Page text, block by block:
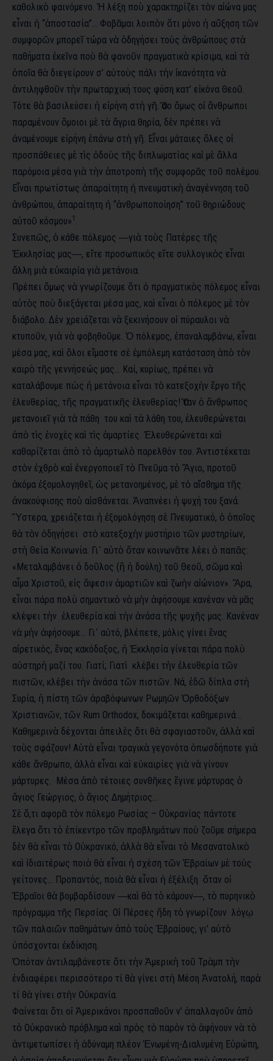
καθολικὸ φαινόμενο. Ἡ λέξη ποὺ χαρακτηρίζει τὸν αἰώνα μας
εἶναι ἡ “ἀποστασία”… Φοβᾶμαι λοιπὸν ὅτι μόνο ἡ αὔξηση τῶν
συμφορῶν μπορεῖ τώρα νὰ ὁδηγήσει τοὺς ἀνθρώπους στὰ
παθήματα ἐκεῖνα ποὺ θὰ φανοῦν πραγματικὰ κρίσιμα, καὶ τὰ
ὁποῖα θὰ διεγείρουν σ’ αὐτοὺς πάλι τὴν ἱκανότητα νὰ
ἀντιληφθοῦν τὴν πρωταρχική τους φύση κατ’ εἰκόνα Θεοῦ.
Τότε θὰ βασιλεύσει ἡ εἰρήνη στὴ γῆ. Ὅσο ὅμως οἱ ἄνθρωποι
παραμένουν ὅμοιοι μὲ τὰ ἄγρια θηρία, δὲν πρέπει νὰ
ἀναμένουμε εἰρήνη ἐπάνω στὴ γῆ. Εἶναι μάταιες ὅλες οἱ
προσπάθειες μὲ τὶς ὁδοὺς τῆς διπλωματίας καὶ μὲ ἄλλα
παρόμοια μέσα γιὰ τὴν ἀποτροπὴ τῆς συμφορᾶς τοῦ πολέμου.
Εἶναι πρωτίστως ἀπαραίτητη ἡ πνευματικὴ ἀναγέννηση τοῦ
ἀνθρώπου, ἀπαραίτητη ἡ “ἀνθρωποποίηση” τοῦ θηριώδους
αὐτοῦ κόσμου»1 .
Συνεπῶς, ὁ κάθε πόλεμος ―γιὰ τοὺς Πατέρες τῆς
Ἐκκλησίας μας―, εἴτε προσωπικὸς εἴτε συλλογικὸς εἶναι
ἄλλη μιὰ εὐκαιρία γιὰ μετάνοια.
Πρέπει ὅμως νὰ γνωρίζουμε ὅτι ὁ πραγματικὸς πόλεμος εἶναι
αὐτὸς ποὺ διεξάγεται μέσα μας, καὶ εἶναι ὁ πόλεμος μὲ τὸν
διάβολο. Δὲν χρειάζεται νὰ ξεκινήσουν οἱ πύραυλοι νὰ
κτυποῦν, γιὰ νὰ φοβηθοῦμε. Ὁ πόλεμος, ἐπαναλαμβάνω, εἶναι
μέσα μας, καὶ ὅλοι εἴμαστε σὲ ἐμπόλεμη κατάσταση ἀπὸ τὸν
καιρὸ τῆς γεννήσεώς μας… Καί, κυρίως, πρέπει νὰ
καταλάβουμε πὼς ἡ μετάνοια εἶναι τὸ κατεξοχὴν ἔργο τῆς
ἐλευθερίας, τῆς πραγματικῆς ἐλευθερίας! Ὅταν ὁ ἄνθρωπος
μετανοιεῖ γιὰ τὰ πάθη του καὶ τὰ λάθη του, ἐλευθερώνεται
ἀπὸ τὶς ἐνοχὲς καὶ τὶς ἁμαρτίες. Ἐλευθερώνεται καὶ
καθαρίζεται ἀπὸ τὸ ἁμαρτωλὸ παρελθόν του. Ἀντιστέκεται
στὸν ἐχθρὸ καὶ ἐνεργοποιεῖ τὸ Πνεῦμα τὸ Ἅγιο, προτοῦ
ἀκόμα ἐξομολογηθεῖ, ὡς μετανοημένος, μὲ τὸ αἴσθημα τῆς
ἀνακούφισης ποὺ αἰσθάνεται. Ἀναπνέει ἡ ψυχή του ξανά.
Ὕστερα, χρειάζεται ἡ ἐξομολόγηση σὲ Πνευματικό, ὁ ὁποῖος
θὰ τὸν ὁδηγήσει στὸ κατεξοχὴν μυστήριο τῶν μυστηρίων,
στὴ Θεία Κοινωνία. Γι᾿ αὐτὸ ὅταν κοινωνᾶτε λέει ὁ παπᾶς:
«Μεταλαμβάνει ὁ δοῦλος (ἢ ἡ δούλη) τοῦ Θεοῦ, σῶμα καὶ
αἷμα Χριστοῦ, εἰς ἄφεσιν ἁμαρτιῶν καὶ ζωὴν αἰώνιον». Ἄρα,
εἶναι πάρα πολὺ σημαντικὸ νὰ μὴν ἀφήσουμε κανέναν νὰ μᾶς
κλέψει τὴν ἐλευθερία καὶ τὴν ἀνάσα τῆς ψυχῆς μας. Κανέναν
νὰ μὴν ἀφήσουμε… Γι᾿ αὐτό, βλέπετε, μόλις γίνει ἕνας
αἱρετικός, ἕνας κακόδοξος, ἡ Ἐκκλησία γίνεται πάρα πολὺ
αὐστηρὴ μαζί του. Γιατί; Γιατὶ κλέβει τὴν ἐλευθερία τῶν
πιστῶν, κλέβει τὴν ἀνάσα τῶν πιστῶν. Νά, ἐδῶ δίπλα στὴ
Συρία, ἡ πίστη τῶν ἀραβόφωνων Ρωμηῶν Ὀρθοδόξων
Χριστιανῶν, τῶν Rum Orthodox, δοκιμάζεται καθημερινά…
Καθημερινὰ δέχονται ἀπειλὲς ὅτι θὰ σφαγιαστοῦν, ἀλλὰ καὶ
τοὺς σφάζουν! Αὐτὰ εἶναι τραγικὰ γεγονότα ὁπωσδήποτε γιὰ
κάθε ἄνθρωπο, ἀλλὰ εἶναι καὶ εὐκαιρίες γιὰ νὰ γίνουν
μάρτυρες. Μέσα ἀπὸ τέτοιες συνθῆκες ἔγινε μάρτυρας ὁ
ἅγιος Γεώργιος, ὁ ἅγιος Δημήτριος…
Σὲ ὄ,τι αφορᾶ τὸν πόλεμο Ρωσίας – Οὐκρανίας πάντοτε
ἔλεγα ὅτι τὸ ἐπίκεντρο τῶν προβλημάτων ποὺ ζοῦμε σήμερα
δὲν θὰ εἶναι τὸ Οὐκρανικό, ἀλλὰ θὰ εἶναι τὸ Μεσανατολικὸ
καὶ ἰδιαιτέρως ποιὰ θὰ εἶναι ἡ σχέση τῶν Ἑβραίων μὲ τοὺς
γείτονες… Προπαντός, ποιὰ θὰ εἶναι ἡ ἐξέλιξη ὅταν οἱ
Ἑβραῖοι θὰ βομβαρδίσουν ―καὶ θὰ τὸ κάμουν―, τὸ πυρηνικὸ
πρόγραμμα τῆς Περσίας. Οἱ Πέρσες ἤδη τὸ γνωρίζουν λόγῳ
τῶν παλαιῶν παθημάτων ἀπὸ τοὺς Ἑβραίους, γι’ αὐτὸ
ὑπόσχονται ἐκδίκηση.
Ὁπόταν ἀντιλαμβάνεστε ὅτι τὴν Ἀμερικὴ τοῦ Τρὰμπ τὴν
ἐνδιαφέρει περισσότερο τί θὰ γίνει στὴ Μέση Ἀνατολή, παρὰ
τί θὰ γίνει στὴν Οὐκρανία.
Φαίνεται ὅτι οἱ Ἀμερικάνοι προσπαθοῦν ν’ ἀπαλλαγοῦν ἀπὸ
τὸ Οὐκρανικὸ πρόβλημα καὶ πρὸς τὸ παρὸν τὸ ἀφήνουν νὰ τὸ
ἀντιμετωπίσει ἡ ἀδύναμη πλέον Ἑνωμένη-Διαλυμένη Εὐρώπη,